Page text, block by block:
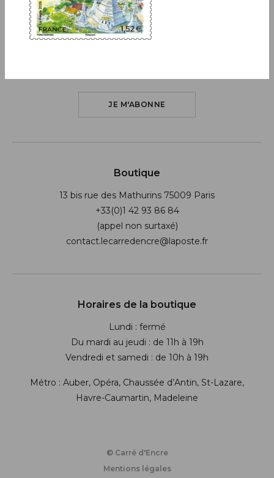
JE M'ABONNE
Boutique
13 bis rue des Mathurins 75009 Paris
+33(0)1 42 93 86 84
(appel non surtaxé)
contact.lecarredencre@laposte.fr
Horaires de la boutique
Lundi : fermé
Du mardi au jeudi : de 11h à 19h
Vendredi et samedi : de 10h à 19h
Métro : Auber, Opéra, Chaussée d’Antin, St-Lazare,
Havre-Caumartin, Madeleine
© Carré d'Encre
Mentions légales